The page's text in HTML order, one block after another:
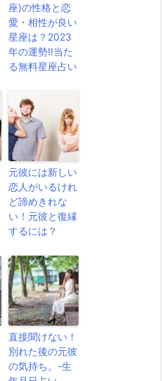
座)の性格と恋
愛・相性が良い
星座は？2023
年の運勢!!当た
る無料星座占い
元彼には新しい
恋人がいるけれ
ど諦めきれな
い！元彼と復縁
するには？
直接聞けない！
別れた後の元彼
の気持ち。-生